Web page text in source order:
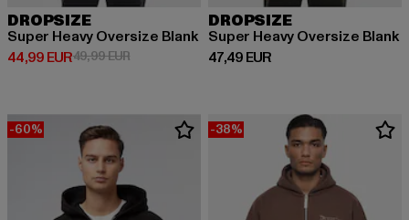
DROPSIZE
Super Heavy Oversize Blank
44,99 EUR
Derzeitiger Preis: 44,99 EUR
49,99 EURAktionspreis: 49,99 EUR
DROPSIZE
Super Heavy Oversize Blank
47,49 EUR
Derzeitiger Preis: 47,49 EUR
-60% -38%